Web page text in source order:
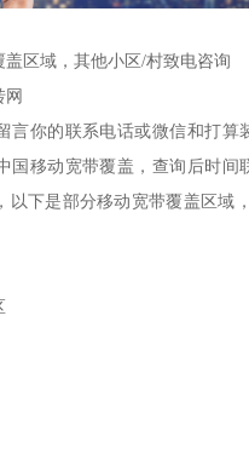
盖区域，其他小区/村致电咨询
网
言你的联系电话或微信和打算
国移动宽带覆盖，查询后时间
以下是部分移动宽带覆盖区域